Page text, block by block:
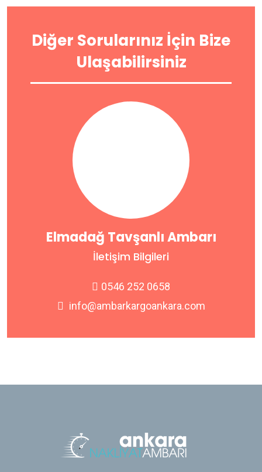
Diğer Sorularınız İçin Bize
Ulaşabilirsiniz
Elmadağ Tavşanlı Ambarı
İletişim Bilgileri
0546 252 0658
info@ambarkargoankara.com